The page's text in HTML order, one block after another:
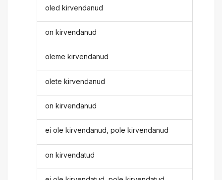
oled kirvendanud
on kirvendanud
oleme kirvendanud
olete kirvendanud
on kirvendanud
ei ole kirvendanud, pole kirvendanud
on kirvendatud